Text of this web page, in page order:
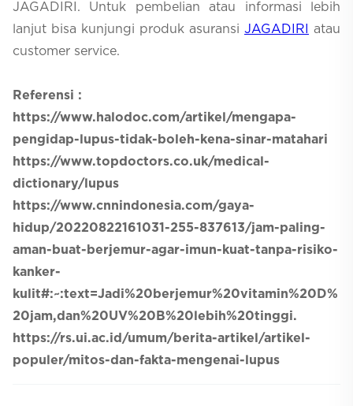
JAGADIRI. Untuk pembelian atau informasi lebih
lanjut bisa kunjungi produk asuransi JAGADIRI
atau
customer service.
Referensi :
https://www.halodoc.com/artikel/mengapa-
pengidap-lupus-tidak-boleh-kena-sinar-matahari
https://www.topdoctors.co.uk/medical-
dictionary/lupus
https://www.cnnindonesia.com/gaya-
hidup/20220822161031-255-837613/jam-paling-
aman-buat-berjemur-agar-imun-kuat-tanpa-risiko-
kanker-
kulit#:~:text=Jadi%20berjemur%20vitamin%20D%
20jam,dan%20UV%20B%20lebih%20tinggi.
https://rs.ui.ac.id/umum/berita-artikel/artikel-
populer/mitos-dan-fakta-mengenai-lupus